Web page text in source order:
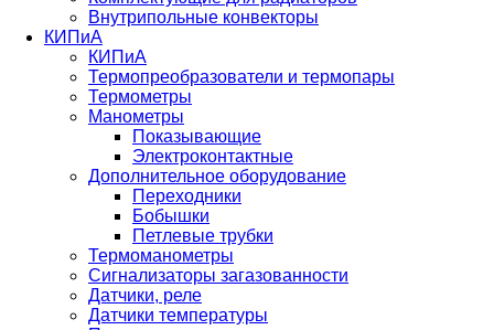
Внутрипольные конвекторы
КИПиА
КИПиА
Термопреобразователи и термопары
Термометры
Манометры
Показывающие
Электроконтактные
Дополнительное оборудование
Переходники
Бобышки
Петлевые трубки
Термоманометры
Сигнализаторы загазованности
Датчики, реле
Датчики температуры